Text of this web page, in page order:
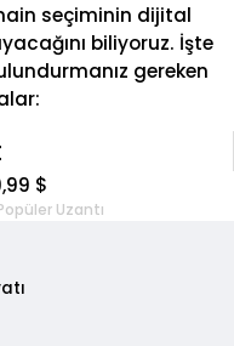
seçiminin dijital
biliyoruz. İşte
gereken
$
Uzantı